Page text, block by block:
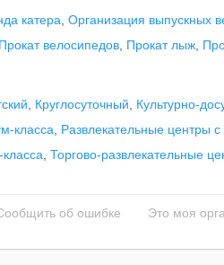
катера Организация выпускных
Прокат велосипедов Прокат лыж
Круглосуточный Культурно-
класса
Развлекательные центры
Торгово-развлекательные
об ошибке Это моя